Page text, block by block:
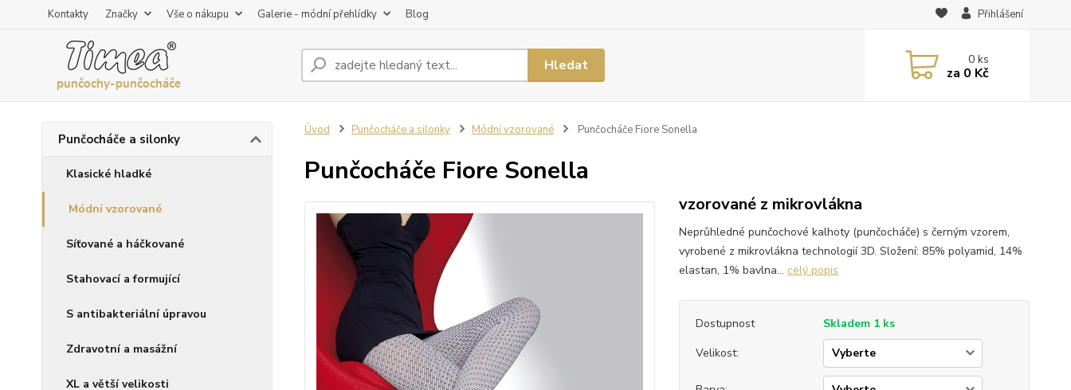
Kontakty Značky Vše o nákupu Galerie - módní přehlídky Blog Přihlášení
Hledat 0ks
za 0 Kč
Punčocháče a silonky
Klasické hladké
Módní vzorované
Síťované a háčkované
Stahovací a formující
S antibakteriální úpravou
Zdravotní a masážní
XL a větší velikosti
Úvod Punčocháče a silonky Módní vzorované Punčocháče Fiore Sonella
Punčocháče Fiore Sonella
vzorované z mikrovlákna
Neprůhledné punčochové kalhoty (punčocháče) s černým vzorem,
vyrobené z mikrovlákna technologií 3D. Složení: 85% polyamid, 14%
elastan, 1% bavlna... celý popis
Dostupnost
Skladem 1 ks
Velikost: